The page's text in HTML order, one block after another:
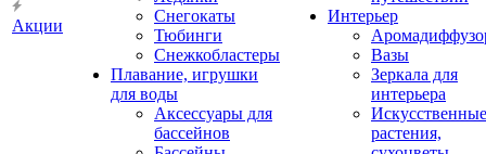
Акции
Снегокаты
Тюбинги
Снежкобластеры
Плавание, игрушки
для воды
Аксессуары для
бассейнов
Интерьер
Вазы
Зеркала для
интерьера
Искусственные
растения,